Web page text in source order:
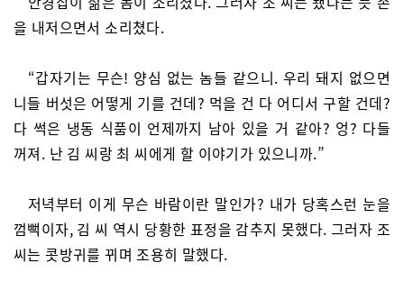
을 내저으면서 소리쳤다.
“갑자기는 무슨! 양심 없는 놈들 같으니. 우리 돼지 없으면
니들 버섯은 어떻게 기를 건데? 먹을 건 다 어디서 구할 건데?
다 썩은 냉동 식품이 언제까지 남아 있을 거 같아? 엉? 다들
꺼져. 난 김 씨랑 최 씨에게 할 이야기가 있으니까.”
저녁부터 이게 무슨 바람이란 말인가? 내가 당혹스런 눈을
껌뻑이자, 김 씨 역시 당황한 표정을 감추지 못했다. 그러자 조
씨는 콧방귀를 뀌며 조용히 말했다.